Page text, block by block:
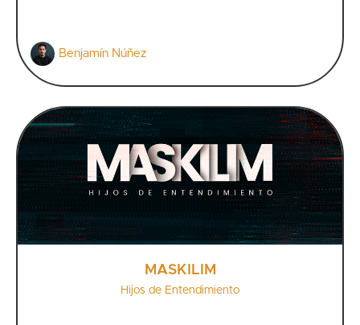
Benjamín Núñez
MASKILIM
Hijos de Entendimiento